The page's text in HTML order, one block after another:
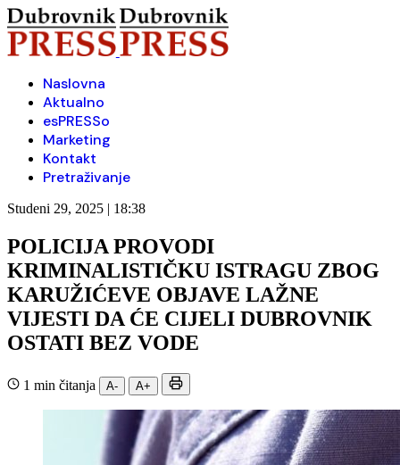
Naslovna
Aktualno
esPRESSo
Marketing
Kontakt
Pretraživanje
Studeni 29, 2025 | 18:38
POLICIJA PROVODI
KRIMINALISTIČKU ISTRAGU ZBOG
KARUŽIĆEVE OBJAVE LAŽNE
VIJESTI DA ĆE CIJELI DUBROVNIK
OSTATI BEZ VODE
1 min čitanja A- A+